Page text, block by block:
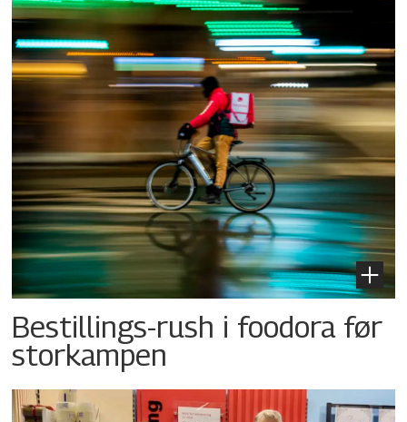
Bestillings-rush i foodora før
storkampen